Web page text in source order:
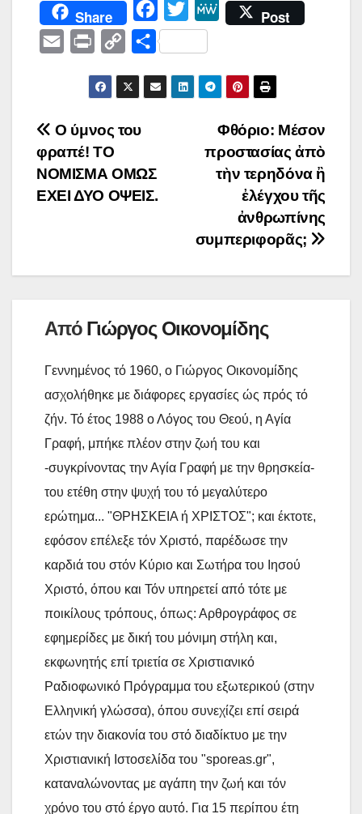
Share
a
c
e
w
i
M
e
Post
l
i
t
p
L
Μ
ι
Πλοήγηση
άρθρων
Φθόριο: Μέσον
προστασίας ἀπὸ
τὴν τερηδόνα ἢ
ἐλέγχου τῆς
ἀνθρωπίνης
συμπεριφορᾶς;
Ο ύμνος του
φραπέ! ΤΟ
ΝΟΜΙΣΜΑ ΟΜΩΣ
ΕΧΕΙ ΔΥΟ ΟΨΕΙΣ.
Από Γιώργος Οικονομίδης
Γεννημένος τό 1960, ο Γιώργος Οικονομίδης
ασχολήθηκε με διάφορες εργασίες ώς πρός τό
ζήν. Τό έτος 1988 ο Λόγος του Θεού, η Αγία
Γραφή, μπήκε πλέον στην ζωή του και
-συγκρίνοντας την Αγία Γραφή με την θρησκεία-
του ετέθη στην ψυχή του τό μεγαλύτερο
ερώτημα... "ΘΡΗΣΚΕΙΑ ή ΧΡΙΣΤΟΣ"; και έκτοτε,
εφόσον επέλεξε τόν Χριστό, παρέδωσε την
καρδιά του στόν Κύριο και Σωτήρα του Ιησού
Χριστό, όπου και Τόν υπηρετεί από τότε με
ποικίλους τρόπους, όπως: Αρθρογράφος σε
εφημερίδες με δική του μόνιμη στήλη και,
εκφωνητής επί τριετία σε Χριστιανικό
Ραδιοφωνικό Πρόγραμμα του εξωτερικού (στην
Ελληνική γλώσσα), όπου συνεχίζει επί σειρά
ετών την διακονία του στό διαδίκτυο με την
Χριστιανική Ιστοσελίδα του "sporeas.gr",
καταναλώνοντας με αγάπη την ζωή και τόν
χρόνο του στό έργο αυτό. Για 15 περίπου έτη